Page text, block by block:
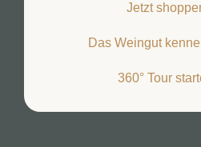
Jetzt
Das Weingut
360° Tour